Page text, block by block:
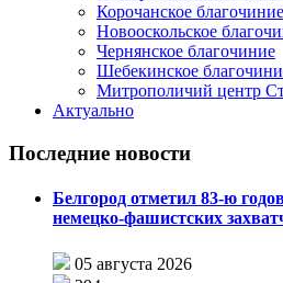
Корочанское благочиние
Новооскольское
Чернянское благочиние
Шебекинское
Митрополичий центр
Актуально
Последние новости
Белгород отметил 83-ю
немецко-фашистских
05 августа 2026